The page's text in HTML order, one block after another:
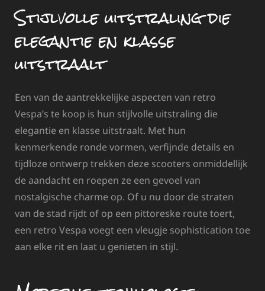
Stijlvolle uitstraling die
elegantie en klasse
uitstraalt
Een van de aantrekkelijke aspecten van retro
Vespa’s te koop is hun stijlvolle uitstraling die
elegantie en klasse uitstraalt. Met hun
kenmerkende ronde vormen, verfijnde details en
tijdloze ontwerp trekken deze scooters onmiddellijk
de aandacht en roepen ze een gevoel van
nostalgische charme op. Of u nu door de straten
van de stad rijdt of op een pittoreske route toert,
een retro Vespa voegt een vleugje sophistication toe
aan elke rit en laat u genieten in stijl.